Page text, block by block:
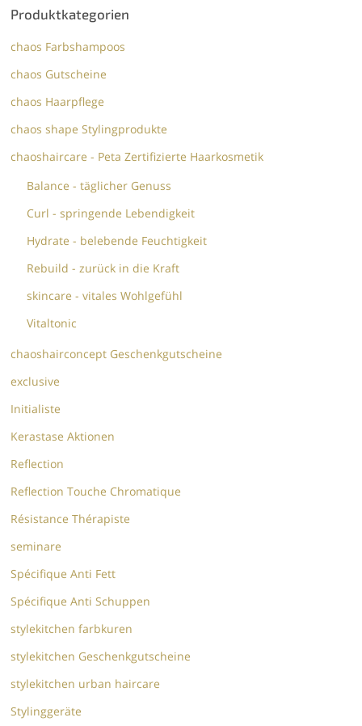
Produktkategorien
chaos Farbshampoos
chaos Gutscheine
chaos Haarpflege
chaos shape Stylingprodukte
chaoshaircare - Peta Zertifizierte Haarkosmetik
Balance - täglicher Genuss
Curl - springende Lebendigkeit
Hydrate - belebende Feuchtigkeit
Rebuild - zurück in die Kraft
skincare - vitales Wohlgefühl
Vitaltonic
chaoshairconcept Geschenkgutscheine
exclusive
Initialiste
Kerastase Aktionen
Reflection
Reflection Touche Chromatique
Résistance Thérapiste
seminare
Spécifique Anti Fett
Spécifique Anti Schuppen
stylekitchen farbkuren
stylekitchen Geschenkgutscheine
stylekitchen urban haircare
Stylinggeräte